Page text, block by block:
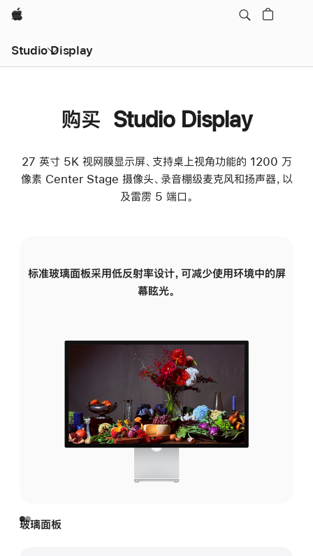
Apple
Studio Display
购买 Studio Display
27 英寸 5K 视网膜显示屏、支持桌上视角功能的 1200 万
像素 Center Stage 摄像头、录音棚级麦克风和扬声器，以
及雷雳 5 端口。
标准玻璃面板采用低反射率设计，可减少使用环境中的屏
幕眩光。
玻璃面板